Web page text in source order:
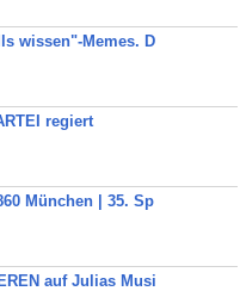
wissen"-Memes. D
regiert
München | 35. Sp
auf Julias Musi